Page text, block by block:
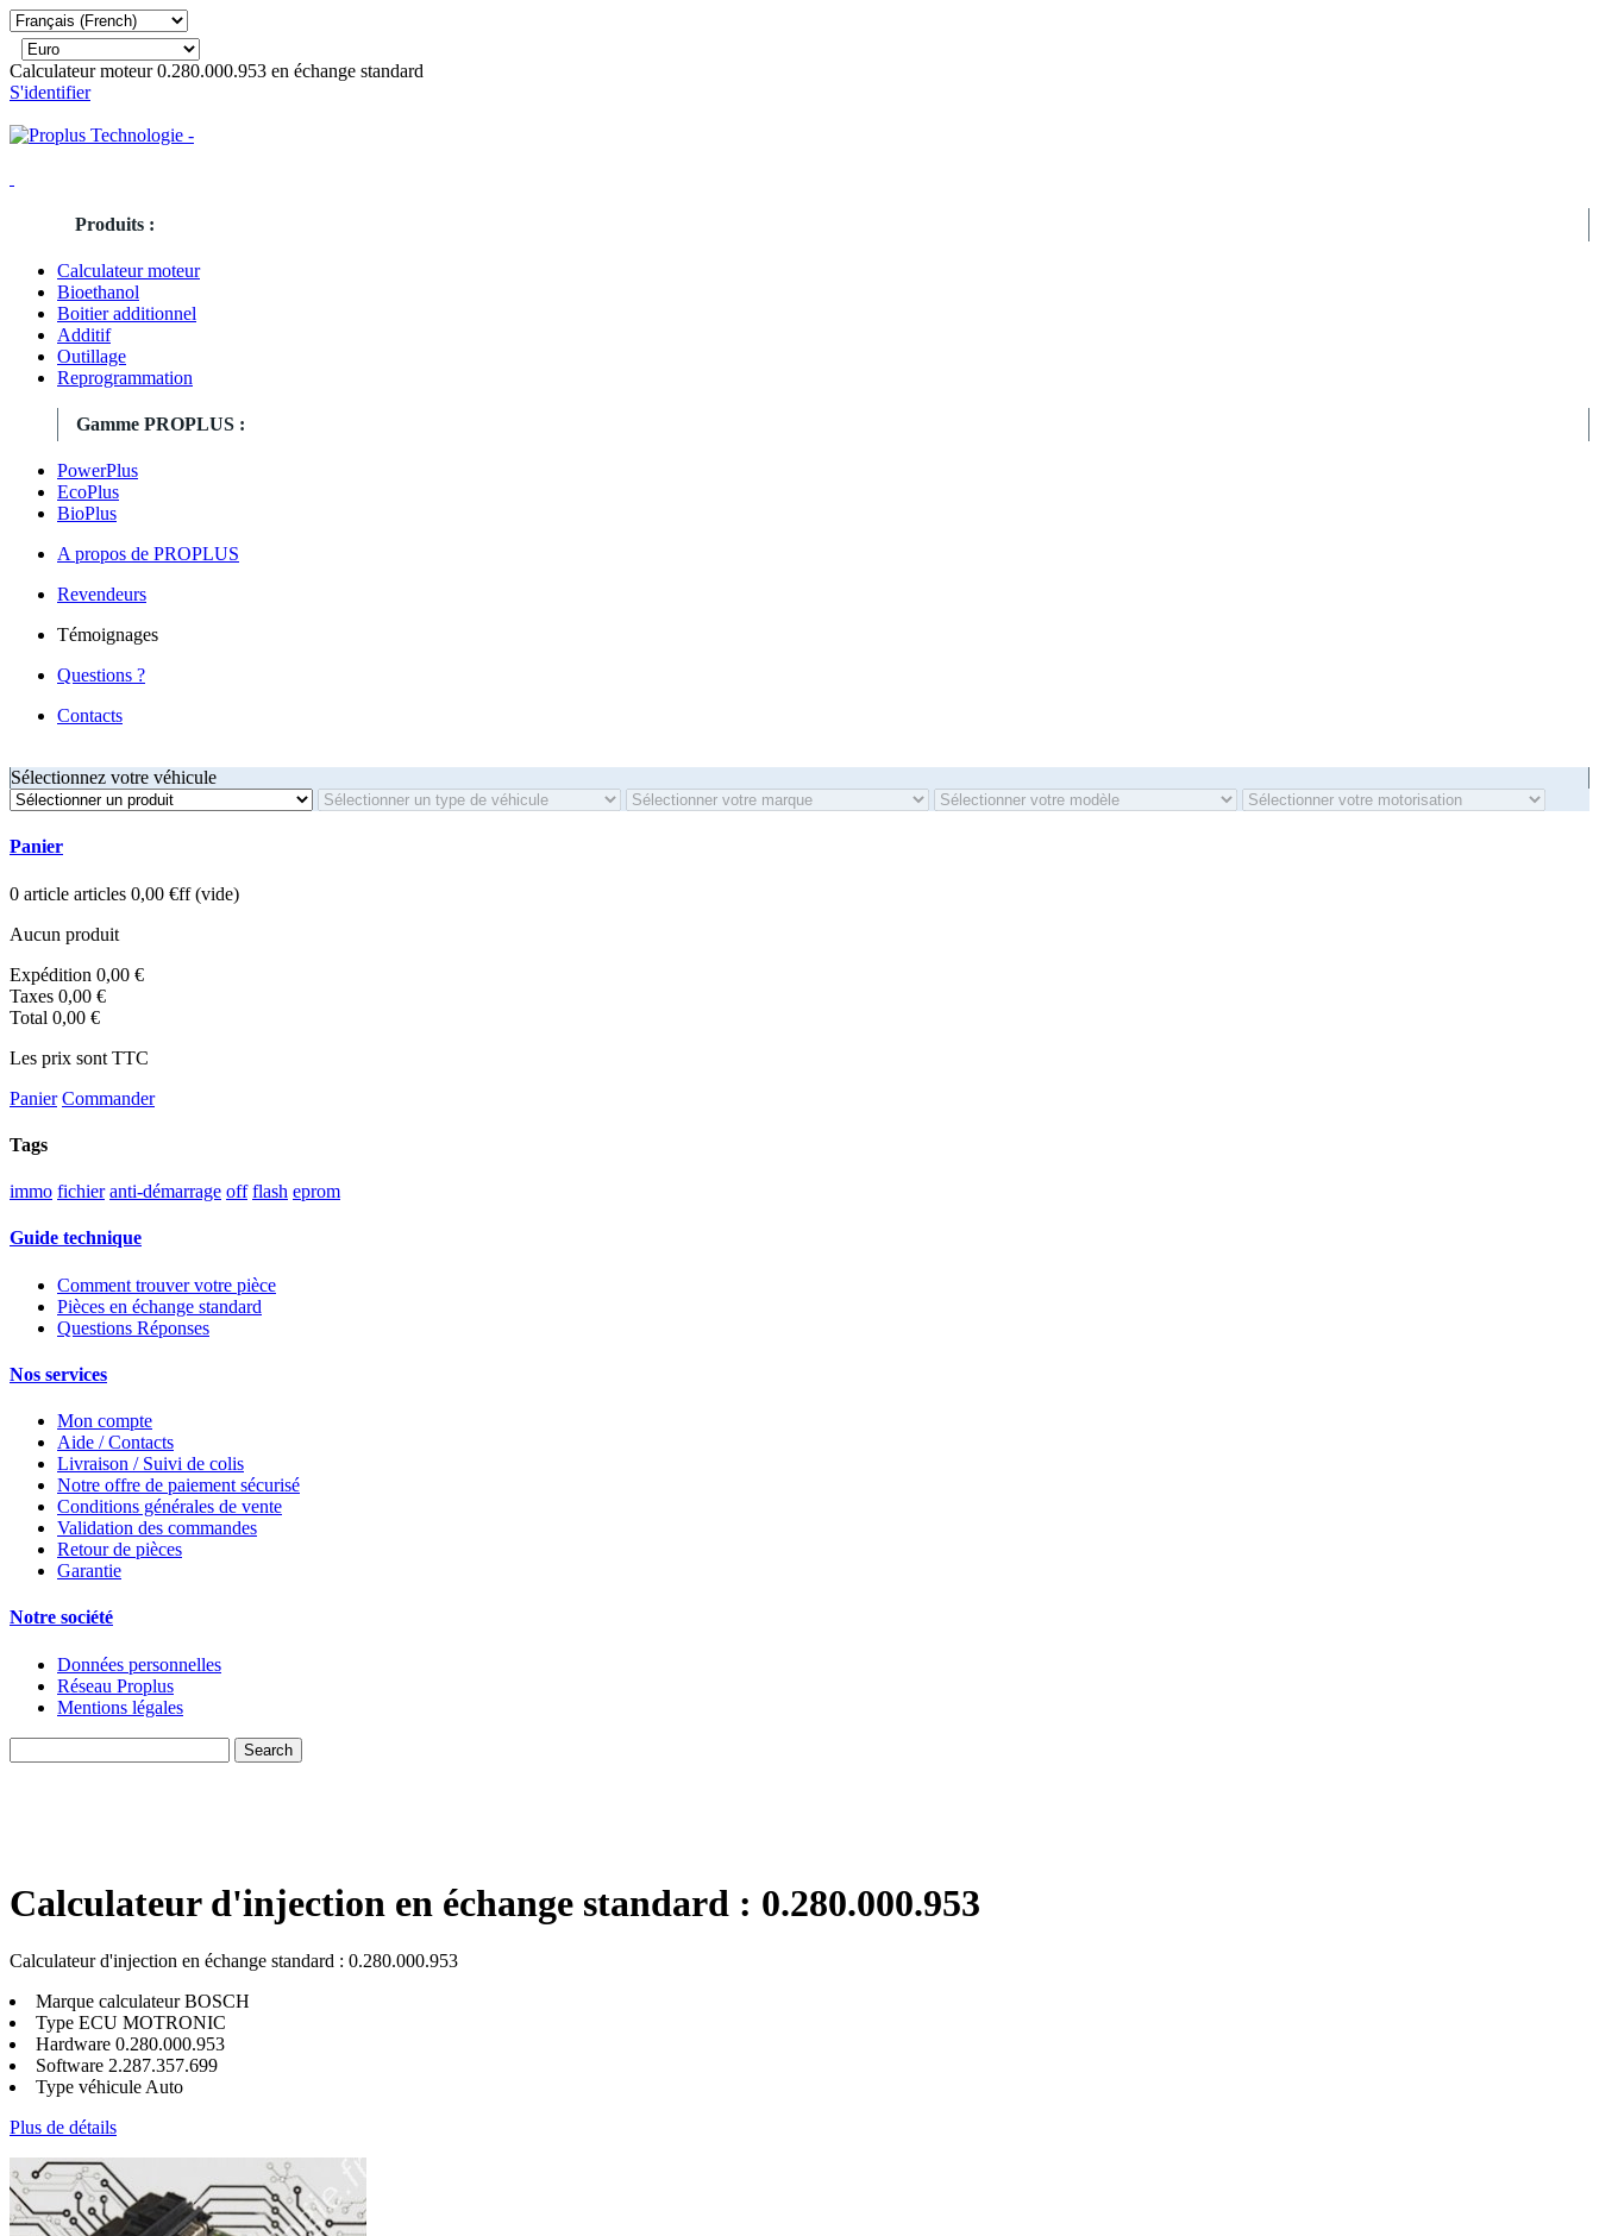
Calculateur moteur 0.280.000.953 en échange standard
S'identifier
Produits :
Calculateur moteur
Bioethanol
Boitier additionnel
Additif
Outillage
Reprogrammation
Gamme PROPLUS :
PowerPlus
EcoPlus
BioPlus
A propos de PROPLUS
Revendeurs
Témoignages
Questions ?
Contacts
Sélectionnez votre véhicule
Panier
0 article articles 0,00 €ff (vide)
Aucun produit
Expédition 0,00 €
Taxes 0,00 €
Total 0,00 €
Les prix sont TTC
Panier Commander
Tags
immo fichier anti-démarrage off flash eprom
Guide technique
Comment trouver votre pièce
Pièces en échange standard
Questions Réponses
Nos services
Mon compte
Aide / Contacts
Livraison / Suivi de colis
Notre offre de paiement sécurisé
Conditions générales de vente
Validation des commandes
Retour de pièces
Garantie
Notre société
Données personnelles
Réseau Proplus
Mentions légales
Calculateur d'injection en échange standard : 0.280.000.953
Calculateur d'injection en échange standard : 0.280.000.953
Marque calculateurBOSCH
Type ECU MOTRONIC
Hardware 0.280.000.953
Software 2.287.357.699
Type véhicule Auto
Plus de détails